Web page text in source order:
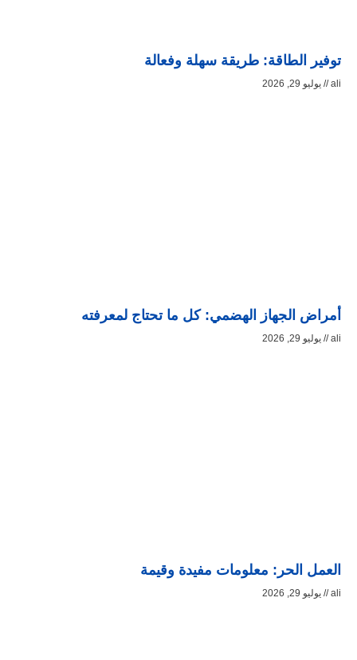
توفير الطاقة: طريقة سهلة وفعالة
ali يوليو 29, 2026
أمراض الجهاز الهضمي: كل ما تحتاج لمعرفته
ali يوليو 29, 2026
العمل الحر: معلومات مفيدة وقيمة
ali يوليو 29, 2026